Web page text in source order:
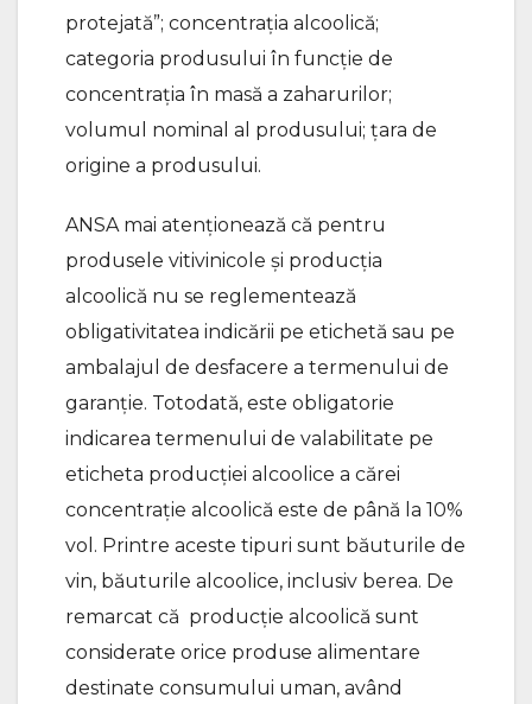
protejată”; concentraţia alcoolică;
categoria produsului în funcţie de
concentraţia în masă a zaharurilor;
volumul nominal al produsului; ţara de
origine a produsului.
ANSA mai atenționează că pentru
produsele vitivinicole și producția
alcoolică nu se reglementează
obligativitatea indicării pe etichetă sau pe
ambalajul de desfacere a termenului de
garanție. Totodată, este obligatorie
indicarea termenului de valabilitate pe
eticheta producției alcoolice a cărei
concentrație alcoolică este de până la 10%
vol. Printre aceste tipuri sunt băuturile de
vin, băuturile alcoolice, inclusiv berea. De
remarcat că producție alcoolică sunt
considerate orice produse alimentare
destinate consumului uman, având